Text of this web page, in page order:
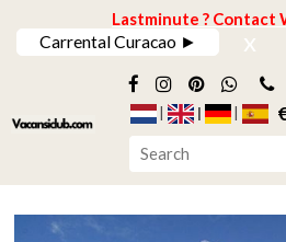
Lastminute ? Contact
Carrental Curacao ► x